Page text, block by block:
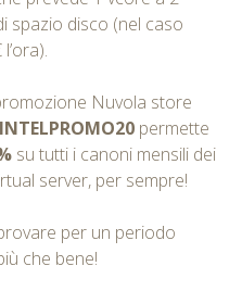
spazio disco (nel caso
Nuvola store
permette
su tutti i canoni mensili dei
server, per sempre!
per un periodo
che bene!